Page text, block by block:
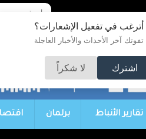
أترغب في تفعيل الإشعارات؟
آخر الأحداث والأخبار العاجلة
اشترك لا شكراً
تقارير الأنباط برلمان